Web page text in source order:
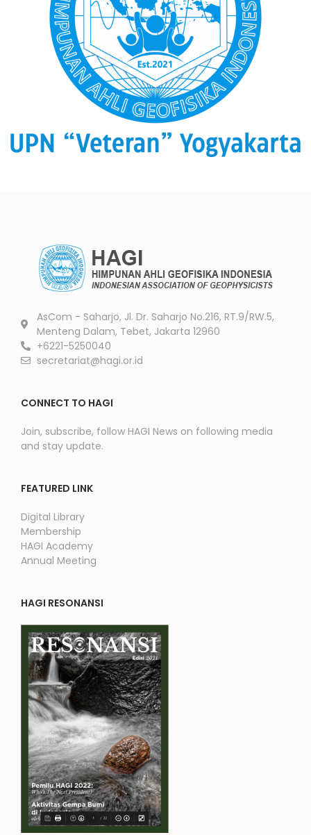
AsCom - Saharjo, Jl. Dr. Saharjo No.216, RT.9/RW.5,
Menteng Dalam, Tebet, Jakarta 12960
+6221-5250040
secretariat@hagi.or.id
CONNECT TO HAGI
Join, subscribe, follow HAGI News on following media
and stay update.
FEATURED LINK
Digital Library
Membership
HAGI Academy
Annual Meeting
HAGI RESONANSI